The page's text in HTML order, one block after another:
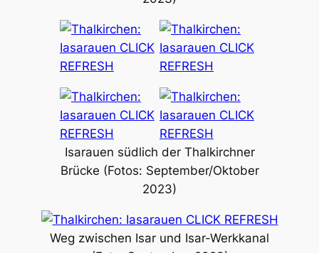
Isarauen südlich der Thalkirchner
Brücke (Fotos: September/Oktober
2023)
Weg zwischen Isar und Isar-Werkkanal